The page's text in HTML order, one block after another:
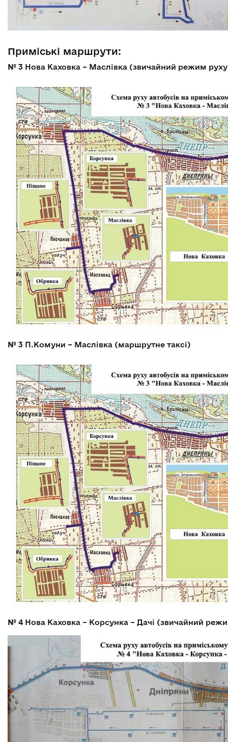
Приміські маршрути:
№ 3 Нова Каховка – Маслівка (звичайний режим
№ 3 П.Комуни – Маслівка (маршрутне таксі)
№ 4 Нова Каховка – Корсунка – Дачі (звичайний